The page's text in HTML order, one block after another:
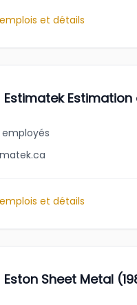
et détails
Estimatek Estimation
employés
et détails
Eston Sheet Metal